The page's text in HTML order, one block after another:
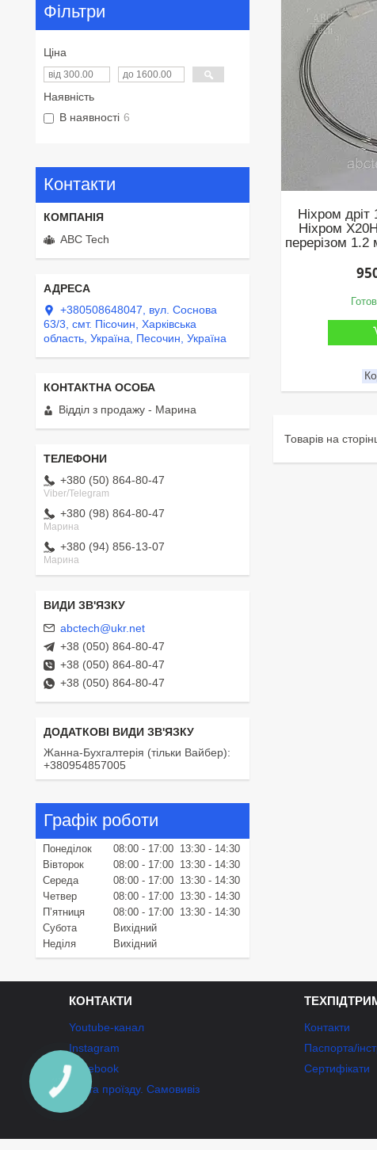
Ніхром
Ніхром
перерізом 1.2
Фільтри
Ціна
Наявність
В наявності 6
Контакти
ABC Tech
+380508648047, вул. Соснова
63/3, смт. Пісочин, Харківська
область, Україна, Песочин, Україна
Відділ з продажу - Марина
+380 (50) 864-80-47
Viber/Telegram
+380 (98) 864-80-47
Марина
+380 (94) 856-13-07
Марина
abctech@ukr.net
+38 (050) 864-80-47
+38 (050) 864-80-47
+38 (050) 864-80-47
Жанна-Бухгалтерія (тільки Вайбер)
+380954857005
Графік роботи
Понеділок 08:00 17:00 13:30
14:30
Вівторок
08:00 17:00 13:30
14:30
Середа
08:00 17:00 13:30
14:30
Четвер
08:00 17:00 13:30
14:30
Пʼятниця
08:00 17:00 13:30
14:30
Субота
Вихідний
Неділя
Вихідний
КОНТАКТИ
Youtube-канал
Instagram
Facebook
Карта проїзду. Самовивіз
Контакти
Паспорта/
Сертифікати